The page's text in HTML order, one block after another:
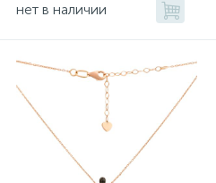
нет в наличии